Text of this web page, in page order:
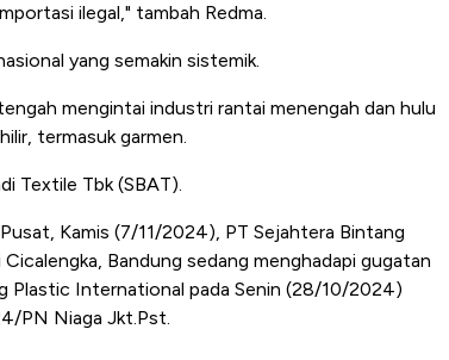
ilegal," tambah Redma.
yang semakin sistemik.
mengintai industri rantai menengah dan hulu
termasuk garmen.
Textile Tbk (SBAT).
Kamis (7/11/2024), PT Sejahtera Bintang
Bandung sedang menghadapi gugatan
Plastic International pada Senin (28/10/2024)
PN Niaga Jkt.Pst.
Kongo Tutup Keran Ekspor, Harga
Tembaga Terbang ke Zona Berbahaya